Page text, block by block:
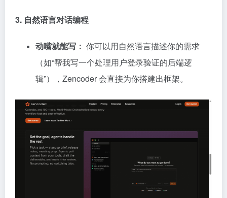
3. 自然语言对话编程
动嘴就能写： 你可以用自然语言描述你的需求
（如“帮我写一个处理用户登录验证的后端逻
辑”），Zencoder 会直接为你搭建出框架。